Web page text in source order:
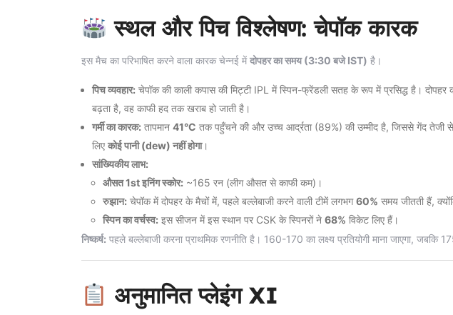
स्थल और पिच विश्लेषण: चेपॉक कारक
इस मैच का परिभाषित करने वाला कारक चेन्नई मेंदोपहर का समय (3:30 बजे IST) है।
पिच व्यवहार: चेपॉक की काली कपास की मिट्टी IPL में स्पिन-फ्रेंडली सतह के रूप में प्रसिद्ध है।
बढ़ता है, वह काफी हद तक खराब हो जाती है।
गर्मी का कारक: तापमान 41°C तक पहुँचने की और उच्च आर्द्रता (89%) की उम्मीद है, जिससे गेंद तेजी
लिए कोई पानी (dew) नहीं होगा।
सांख्यिकीय लाभ:
औसत 1st इनिंग स्कोर: ~165 रन (लीग औसत से काफी कम)।
रुझान: चेपॉक में दोपहर के मैचों में, पहले बल्लेबाजी करने वाली टीमें लगभग60% समय जीतती हैं,
स्पिन का वर्चस्व: इस सीजन में इस स्थान पर CSK के स्पिनरों ने 68% विकेट लिए हैं।
निष्कर्ष: पहले बल्लेबाजी करना प्राथमिक रणनीति है। 160-170 का लक्ष्य प्रतियोगी माना जाएगा, जबकि
अनुमानित प्लेइंग XI